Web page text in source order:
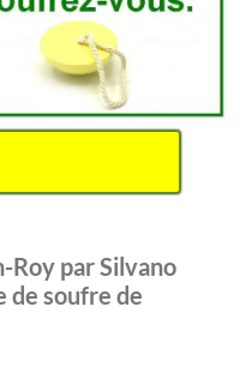
par Silvano
de soufre de